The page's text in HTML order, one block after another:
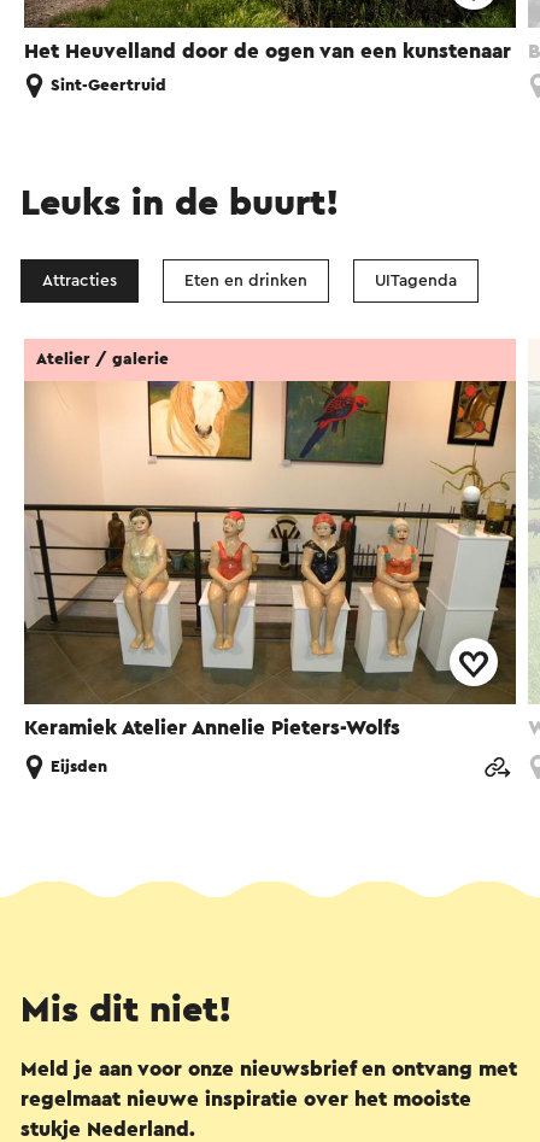
Het Heuvelland door de ogen van een kunstenaar
Sint-Geertruid
Leuks in de buurt!
Attracties Eten en drinken UITagenda
Keramiek Atelier Annelie Pieters-Wolfs
Atelier / galerie
Eijsden
Mis dit niet!
Meld je aan voor onze nieuwsbrief en ontvang met
regelmaat nieuwe inspiratie over het mooiste
stukje Nederland.